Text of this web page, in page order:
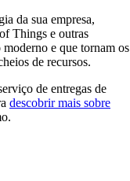
da sua empresa,
Things e outras
e que tornam os
de recursos.
de entregas de
descobrir mais sobre